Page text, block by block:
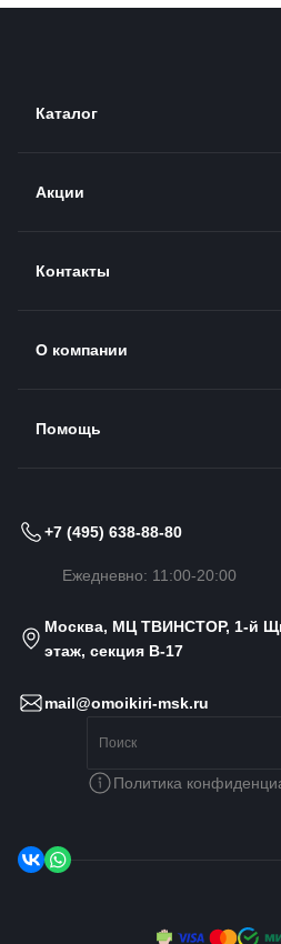
Каталог
Акции
Контакты
О компании
Помощь
+7 (495) 638-88-80
Ежедневно: 11:00-20:00
Москва, МЦ ТВИНСТОР, 1-й
этаж, секция B-17
mail@omoikiri-msk.ru
Политика